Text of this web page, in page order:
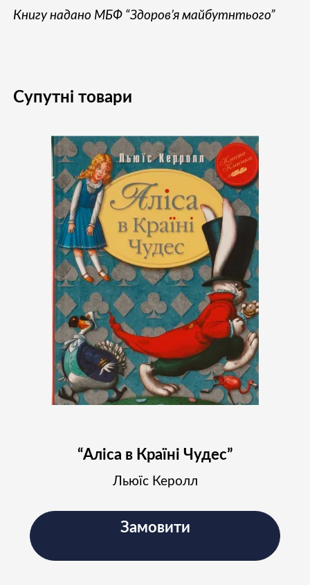
Книгу надано МБФ “Здоров’я майбутнтього”
Супутні товари
“Аліса в Країні Чудес”
Льюїс Керолл
Замовити